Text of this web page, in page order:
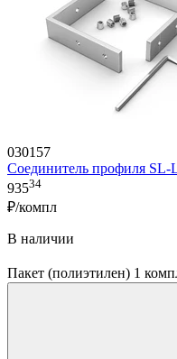
030157
Соединитель профиля
93534
₽/компл
В наличии
Пакет (полиэтилен) 1